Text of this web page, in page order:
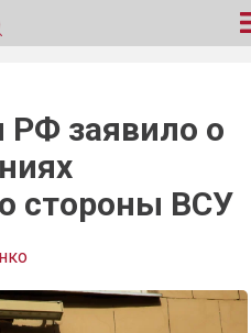
заявило о
стороны ВСУ